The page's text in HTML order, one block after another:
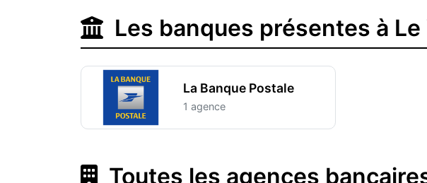
Les banques présentes à Le
La Banque Postale
1 agence
Toutes les agences